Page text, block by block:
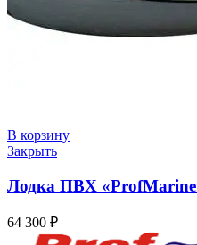
В корзину
Закрыть
Лодка ПВХ
64 300 ₽